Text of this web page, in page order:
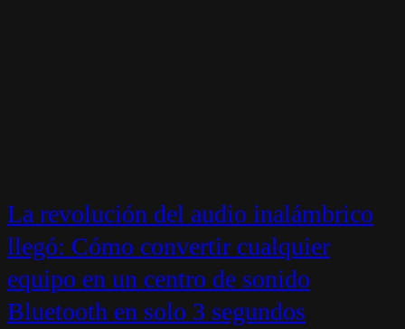
La revolución del audio inalámbrico
llegó: Cómo convertir cualquier
equipo en un centro de sonido
Bluetooth en solo 3 segundos